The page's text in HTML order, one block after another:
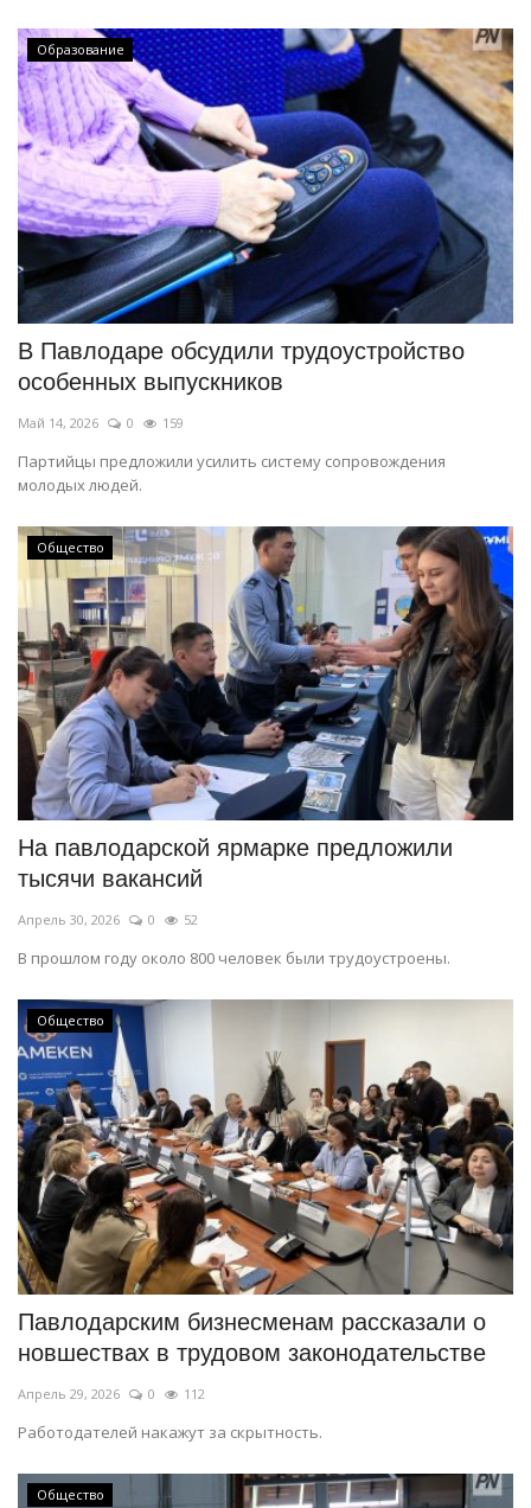
Образование
В Павлодаре обсудили трудоустройство
особенных выпускников
Май 14, 2026 0 159
Партийцы предложили усилить систему сопровождения
молодых людей.
Общество
На павлодарской ярмарке предложили
тысячи вакансий
Апрель 30, 2026 0 52
В прошлом году около 800 человек были трудоустроены.
Общество
Павлодарским бизнесменам рассказали о
новшествах в трудовом законодательстве
Апрель 29, 2026 0 112
Работодателей накажут за скрытность.
Общество